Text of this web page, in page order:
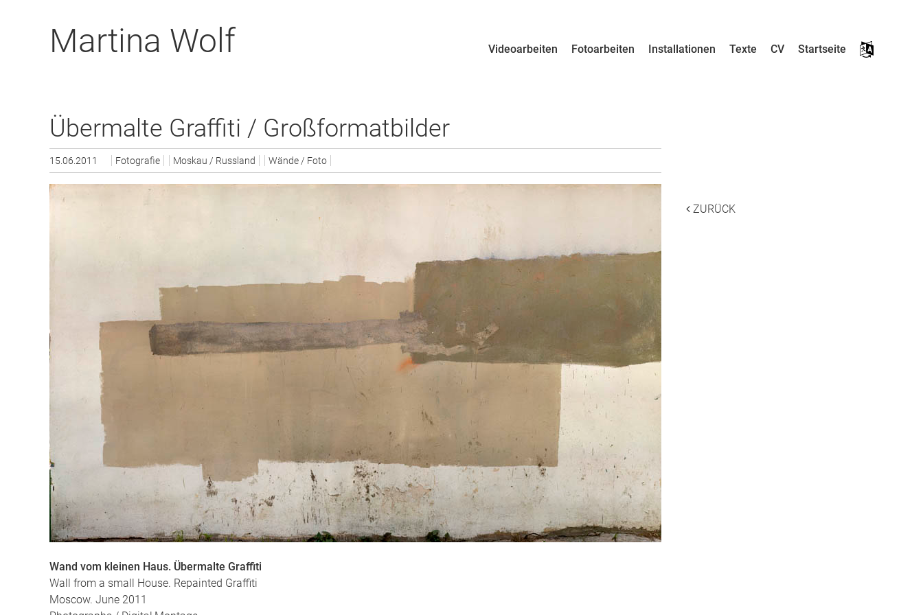
Martina Wolf Menü
Zum Inhalt Springen
Videoarbeiten Fotoarbeiten Installationen Texte CV Startseite
Übermalte Graffiti / Großformatbilder
15.06.2011 Fotografie Moskau / Russland Wände / Foto
Wand vom kleinen Haus. Übermalte Graffiti
Wall from a small House. Repainted Graffiti
Moscow. June 2011
ZURÜCK